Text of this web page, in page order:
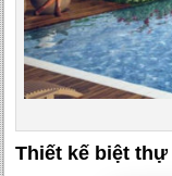
Thiết kế biệt thự